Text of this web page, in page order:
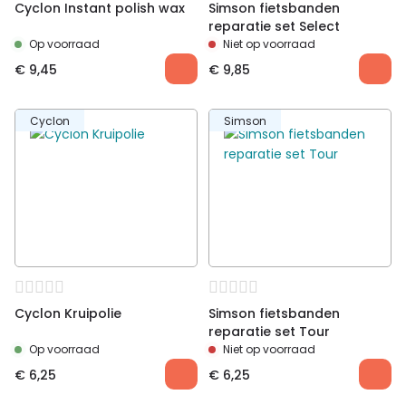
Cyclon Instant polish wax
Op voorraad
€ 9,45
Simson fietsbanden
reparatie set Select
Niet op voorraad
€ 9,85
Cyclon
Cyclon Kruipolie
Op voorraad
€ 6,25
Simson
Simson fietsbanden
reparatie set Tour
Niet op voorraad
€ 6,25